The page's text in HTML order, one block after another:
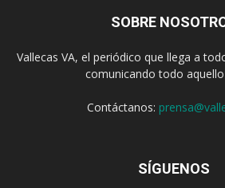
SOBRE
Vallecas VA, el periódico que llega a
comunicando todo aquello
Contáctanos:
SÍGUENOS